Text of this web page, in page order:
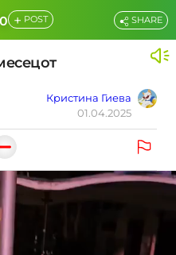
+ POST
Кристина Гиева
01.04.2025
SHARE